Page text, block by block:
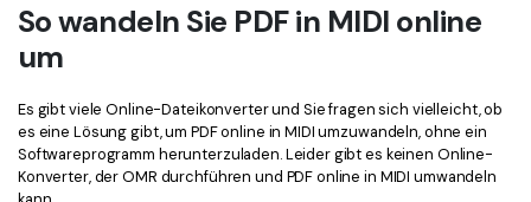
So wandeln Sie PDF in MIDI online
um
Es gibt viele Online-Dateikonverter und Sie fragen sich vielleicht, ob
es eine Lösung gibt, um PDF online in MIDI umzuwandeln, ohne ein
Softwareprogramm herunterzuladen. Leider gibt es keinen Online-
Konverter, der OMR durchführen und PDF online in MIDI umwandeln